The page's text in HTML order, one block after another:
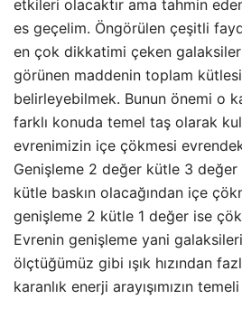
etkileri olacaktır ama tahmin
es geçelim. Öngörülen çeşitli
en çok dikkatimi çeken
görünen maddenin toplam
belirleyebilmek. Bunun önemi o
farklı konuda temel taş olarak
evrenimizin içe çökmesi
Genişleme 2 değer kütle 3
kütle baskın olacağından içe
genişleme 2 kütle 1 değer ise
Evrenin genişleme yani
ölçtüğümüz gibi ışık hızından
karanlık enerji arayışımızın